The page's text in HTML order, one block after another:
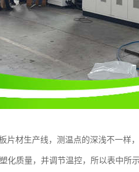
片材生产线，测温点的深浅不一
化质量，并调节温控，所以表中所